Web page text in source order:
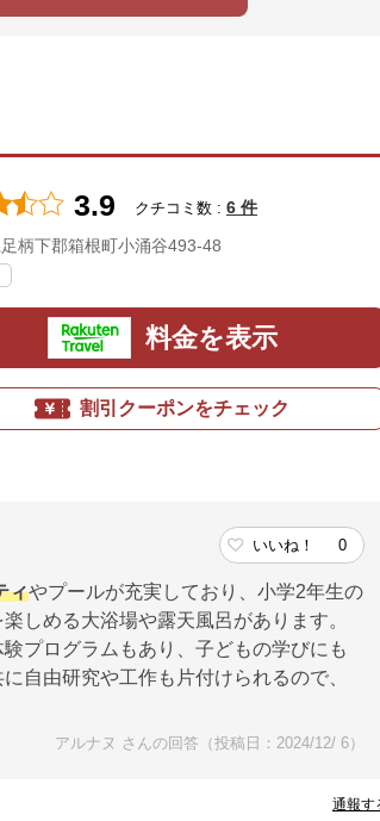
3.9 クチコミ数 : 6 件
柄下郡箱根町小涌谷493-48
料金を表示
割引クーポンをチェック
いいね！ 0
ィやプールが充実しており、小学2年生の
しめる大浴場や露天風呂があります。
プログラムもあり、子どもの学びにも
自由研究や工作も片付けられるので、
アルナヌ さんの回答（投稿日：2024/12/ 6）
通報す